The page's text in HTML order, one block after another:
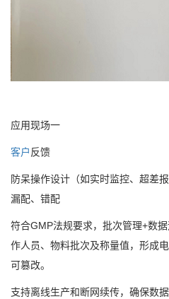
应用现场一
客户反馈
防呆操作设计（如实时监控、超差
漏配、错配
符合GMP法规要求，批次管理+数
作人员、物料批次及称量值，形成
可篡改。
支持离线生产和断网续传，确保数